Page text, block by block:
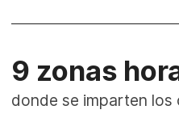
9 zonas
donde se imparten los